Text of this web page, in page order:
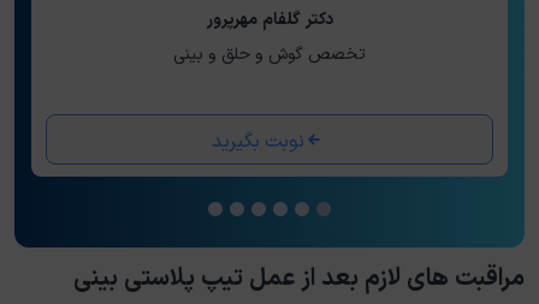
دکتر گلفام مهرپرور
تخصص گوش و حلق و بینی
نوبت بگیرید
مراقبت های لازم بعد از عمل تیپ پلاستی بینی